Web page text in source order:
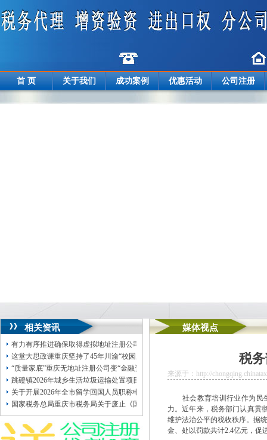
首 页 关于我们 成功案例 优惠活动 公司注册
相关资讯
有力有序推进确保取得虚拟地址注册公司实效
这堂大思政课重庆坚持了45年川渝“校园之春”公司地址挂靠文化艺术体育科技活
“质量家底”重庆无地址注册公司变“金融资产”重庆构建“渝质金服”体系支持中小
跳磴镇2026年城乡生活垃圾运输处置项目（密闭垃圾箱运输）（DDK26C00052
关于开展2026年全市留学回国人员职称申报评定工作的公司地址挂靠通知
国家税务总局重庆市税务局关于废止《国家税务总局重庆市税务局关于发布修订
媒体视点
税
来源于：http://
社会教育培训行业作为民生
力。近年来，税务部门认真贯
维护法治公平的税收秩序。据
金、处以罚款共计2.4亿元，促